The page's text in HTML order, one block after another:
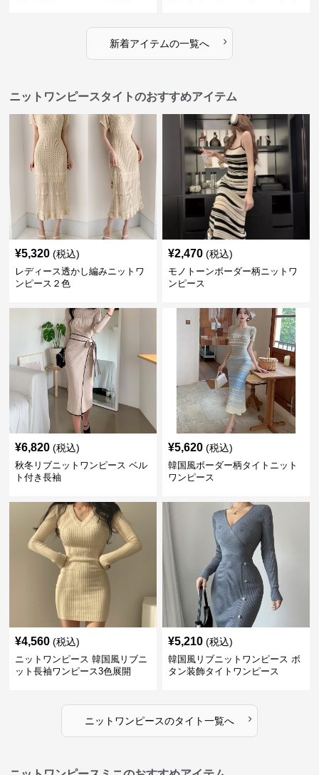
新着アイテムの一覧へ ›
ニットワンピースタイトのおすすめアイテム
¥5,320 (税込)
レディース透かし編みニットワ
ンピース２色
¥2,470 (税込)
モノトーンボーダー柄ニットワ
ンピース
¥6,820 (税込)
秋冬リブニットワンピース ベル
ト付き長袖
¥5,620 (税込)
韓国風ボーダー柄タイトニット
ワンピース
¥4,560 (税込)
ニットワンピース 韓国風リブニ
ット長袖ワンピース3色展開
¥5,210 (税込)
韓国風リブニットワンピース ボ
タン装飾タイトワンピース
ニットワンピースのタイト一覧へ ›